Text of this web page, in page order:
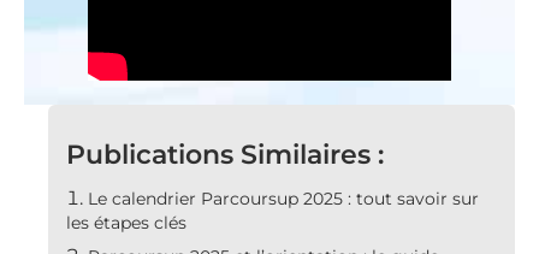
Publications Similaires :
Le calendrier Parcoursup 2025 : tout savoir sur
les étapes clés